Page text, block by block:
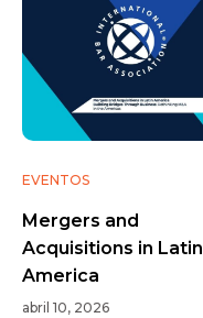
EVENTOS
Mergers and
Acquisitions in Latin
America
abril 10, 2026